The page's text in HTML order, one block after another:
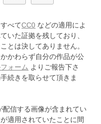
べてCC0 などの適用によ
いた証拠を残しており、
とは決してありません。
かわらず自分の作品が公
ォーム よりご報告下さ
続きを取らせて頂きま
配信する画像が含まれてい
適用されていたことに間